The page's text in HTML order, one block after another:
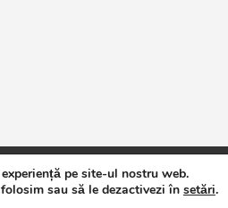
Theme Horse Proudly Powered by:
pe site-ul nostru web.
sau să le dezactivezi în setări.